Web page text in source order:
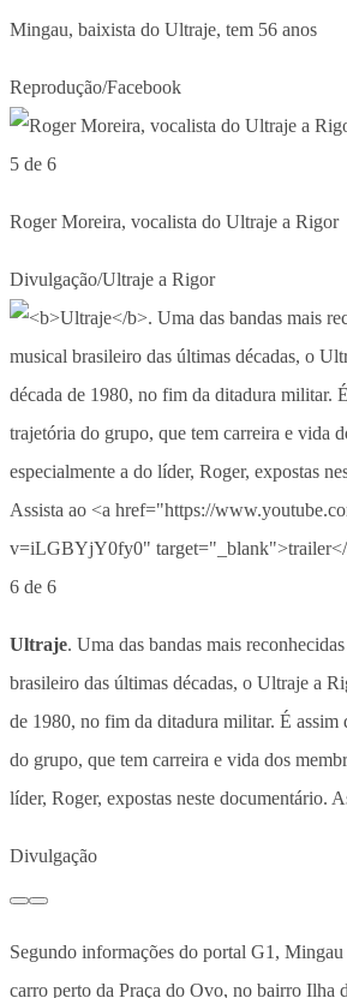
Mingau, baixista do Ultraje, tem 56 anos
Reprodução/Facebook
5 de 6
Roger Moreira, vocalista do Ultraje a Rigor
Divulgação/Ultraje a Rigor
6 de 6
Ultraje. Uma das bandas mais
brasileiro das últimas décadas, o Ultraje a
de 1980, no fim da ditadura militar. É assim
do grupo, que tem carreira e vida dos
líder, Roger, expostas neste documentário.
Divulgação
Segundo informações do portal G1, Mingau
carro perto da Praça do Ovo, no bairro Ilha